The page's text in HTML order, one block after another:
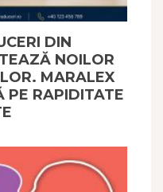
DIN
NOILOR
MARALEX
PE RAPIDITATE